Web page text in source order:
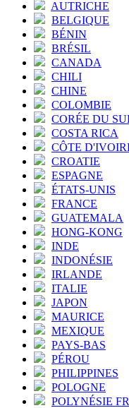
AUTRICHE
BELGIQUE
BÉNIN
BRÉSIL
CANADA
CHILI
CHINE
COLOMBIE
CORÉE DU
COSTA RICA
CÔTE
CROATIE
ESPAGNE
ÉTATS-UNIS
FRANCE
GUATEMALA
HONG-KONG
INDE
INDONÉSIE
IRLANDE
ITALIE
JAPON
MAURICE
MEXIQUE
PAYS-BAS
PÉROU
PHILIPPINES
POLOGNE
POLYNÉSIE